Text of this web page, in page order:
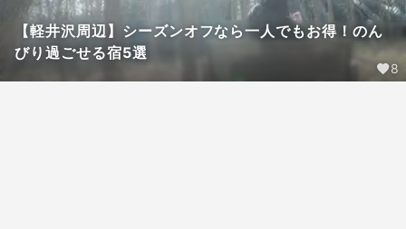
【軽井沢周辺】シーズンオフなら一人でもお得！のん
びり過ごせる宿5選
8